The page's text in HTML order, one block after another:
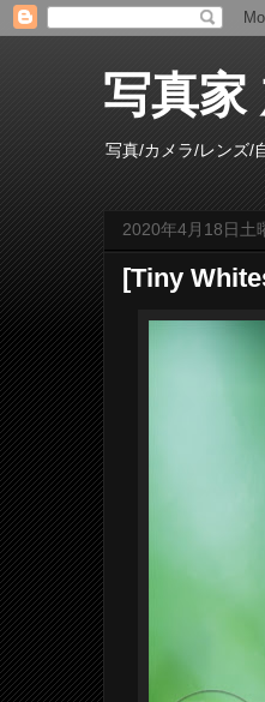
写真
写真/カメラ/レンズ/
2020年4月18日土
[Tiny